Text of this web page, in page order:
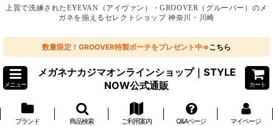
上質で洗練されたEYEVAN（アイヴァン）・GROOVER（グルーバー）のメ
ガネを揃えるセレクトショップ 神奈川・川崎
数量限定！GROOVER特製ポーチをプレゼント中⇒こちら
メニュー
メガネナカジマオンラインショップ｜STYLE
NOW公式通販
カート
ブランド 商品検索 ご利用案内 Q&Aページ マイページ